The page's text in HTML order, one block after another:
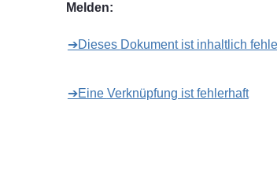
Melden:
➔Dieses Dokument ist inhaltlich
➔Eine Verknüpfung ist fehlerhaft